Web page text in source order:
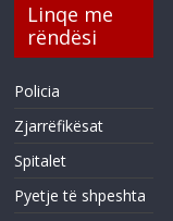
Linqe me
rëndësi
Policia
Zjarrëfikësat
Spitalet
Pyetje të shpeshta